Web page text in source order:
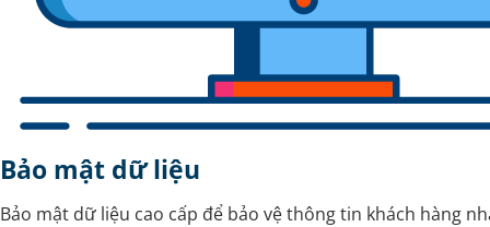
Bảo mật dữ liệu
Bảo mật dữ liệu cao cấp để bảo vệ thông tin khách hàng